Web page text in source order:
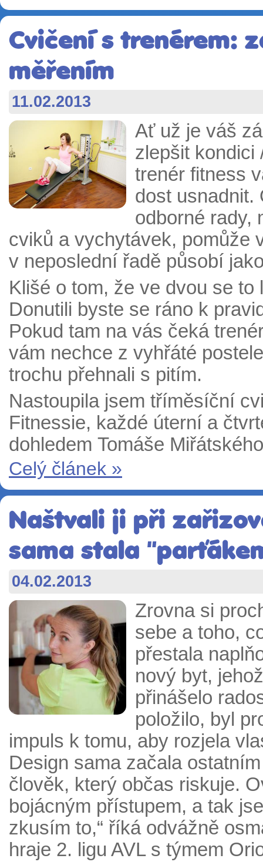
Cvičení s trenérem:
měřením
11.02.2013
Ať už je váš
zlepšit kondici
trenér fitness
dost usnadnit.
odborné rady,
cviků a vychytávek, pomůže
v neposlední řadě působí
Klišé o tom, že ve dvou se
Donutili byste se ráno k
Pokud tam na vás čeká
vám nechce z vyhřáté
trochu přehnali s pitím.
Nastoupila jsem tříměsíční
Fitnessie, každé úterní a
dohledem Tomáše
Celý článek »
Naštvali ji při
sama stala
04.02.2013
Zrovna si
sebe a toho,
přestala
nový byt,
přinášelo
položilo, byl
impuls k tomu, aby rozjela
Design sama začala
člověk, který občas riskuje.
bojácným přístupem, a tak
zkusím to,“ říká odvážně
hraje 2. ligu AVL s týmem